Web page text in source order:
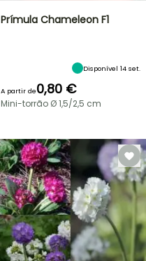
Prímula Chameleon F1
Disponível 14 set.
A partir de0,80 €
Mini-torrão Ø 1,5/2,5 cm